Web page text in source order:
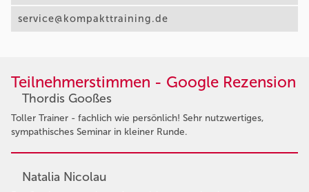
service@kompakttraining.de
Teilnehmerstimmen - Google Rezension
Thordis Gooßes
Toller Trainer - fachlich wie persönlich! Sehr nutzwertiges,
sympathisches Seminar in kleiner Runde.
Natalia Nicolau